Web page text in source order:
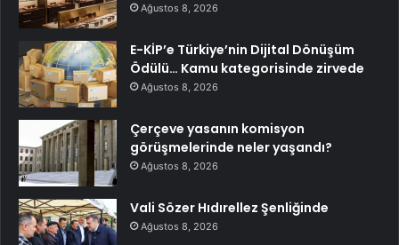
Ağustos 8, 2026
E-KİP’e Türkiye’nin Dijital Dönüşüm
Ödülü… Kamu kategorisinde zirvede
Ağustos 8, 2026
Çerçeve yasanın komisyon
görüşmelerinde neler yaşandı?
Ağustos 8, 2026
Vali Sözer Hıdırellez Şenliğinde
Ağustos 8, 2026